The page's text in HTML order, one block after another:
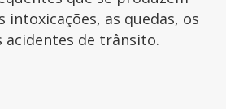
intoxicações, as quedas, os
acidentes de trânsito.